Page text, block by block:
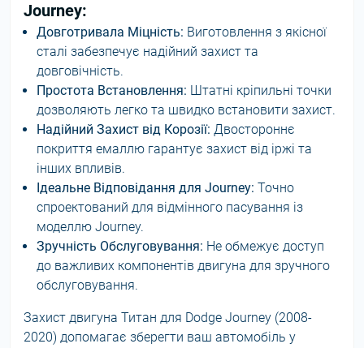
Journey:
Довготривала Міцність: Виготовлення з якісної
сталі забезпечує надійний захист та
довговічність.
Простота Встановлення: Штатні кріпильні точки
дозволяють легко та швидко встановити захист.
Надійний Захист від Корозії: Двостороннє
покриття емаллю гарантує захист від іржі та
інших впливів.
Ідеальне Відповідання для Journey: Точно
спроектований для відмінного пасування із
моделлю Journey.
Зручність Обслуговування: Не обмежує доступ
до важливих компонентів двигуна для зручного
обслуговування.
Захист двигуна Титан для Dodge Journey (2008-
2020) допомагає зберегти ваш автомобіль у